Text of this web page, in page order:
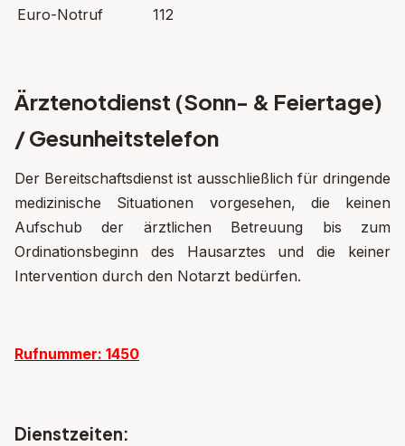
Euro-Notruf
112
Ärztenotdienst (Sonn- & Feiertage)
/ Gesunheitstelefon
Der Bereitschaftsdienst ist ausschließlich für dringende
medizinische Situationen vorgesehen, die keinen
Aufschub der ärztlichen Betreuung bis zum
Ordinationsbeginn des Hausarztes und die keiner
Intervention durch den Notarzt bedürfen.
Rufnummer: 1450
Dienstzeiten: